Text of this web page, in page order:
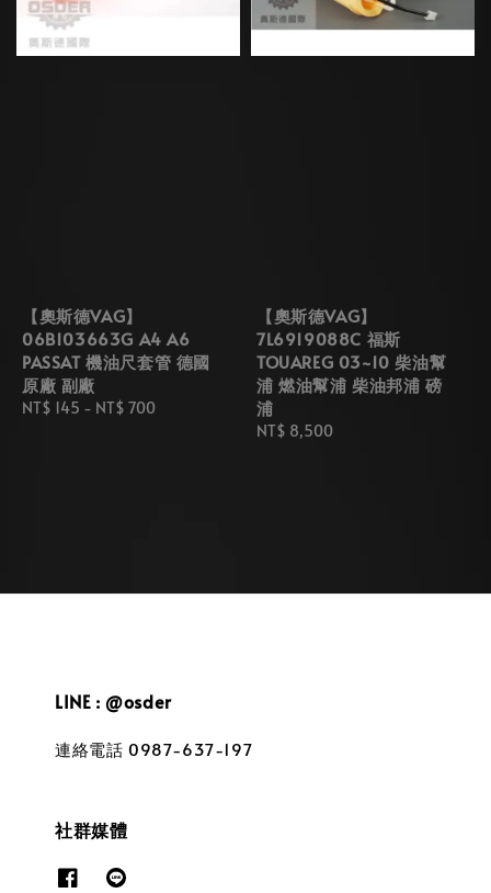
【奧斯德VAG】
06B103663G A4 A6
PASSAT 機油尺套管 德國
原廠 副廠
Regular
NT$ 145 - NT$ 700
【奧斯德VAG】
7L6919088C 福斯
TOUAREG 03~10 柴油幫
浦 燃油幫浦 柴油邦浦 磅
浦
Regular
NT$ 8,500
LINE : @osder
連絡電話 0987-637-197
社群媒體